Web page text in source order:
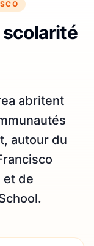
scolarité
abritent
autour du
et de